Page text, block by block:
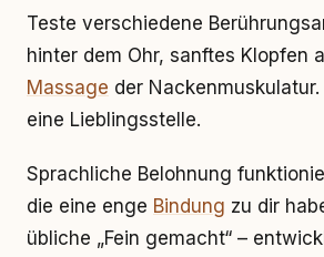
Teste verschiedene
hinter dem Ohr, sanftes Klopfen
Massage der
eine Lieblingsstelle.
Sprachliche Belohnung
die eine enge Bindung zu dir
übliche „Fein gemacht“ –